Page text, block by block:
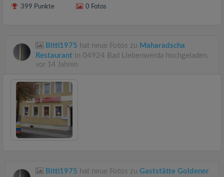
399 Punkte
0 Fotos
Bitti1975 hat neue Fotos zu Maharadscha
Restaurant in 04924 Bad Liebenwerda hochgeladen.
vor 14 Jahren
Bitti1975 hat neue Fotos zu Gaststätte Goldener